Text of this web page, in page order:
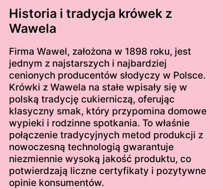
Historia i tradycja krówek z
Wawela
Firma Wawel, założona w 1898 roku, jest
jednym z najstarszych i najbardziej
cenionych producentów słodyczy w Polsce.
Krówki z Wawela na stałe wpisały się w
polską tradycję cukierniczą, oferując
klasyczny smak, który przypomina domowe
wypieki i rodzinne spotkania. To właśnie
połączenie tradycyjnych metod produkcji z
nowoczesną technologią gwarantuje
niezmiennie wysoką jakość produktu, co
potwierdzają liczne certyfikaty i pozytywne
opinie konsumentów.